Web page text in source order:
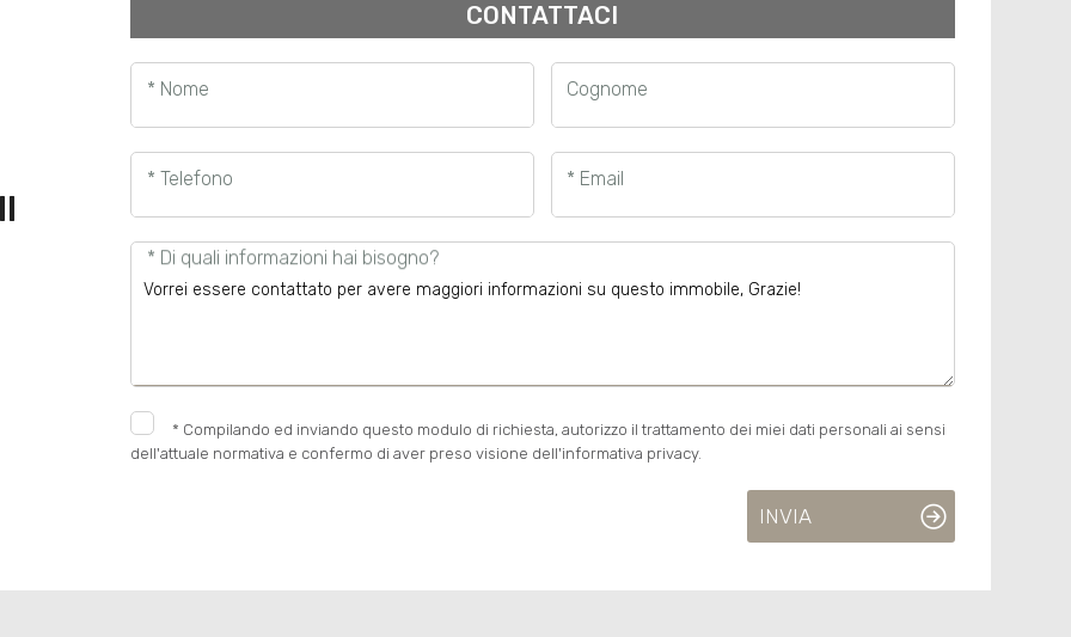
CONTATTACI
* Nome Cognome
* Telefono * Email
* Di quali informazioni hai bisogno?
* Compilando ed inviando questo modulo di richiesta, autorizzo il trattamento dei miei dati personali ai sensi
dell'attuale normativa e confermo di aver preso visione dell'informativa privacy.
INVIA